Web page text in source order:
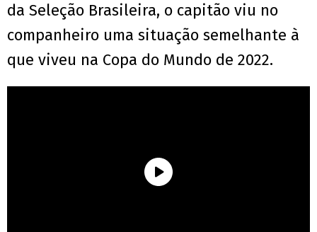
da Seleção Brasileira, o capitão viu no
companheiro uma situação semelhante à
que viveu na Copa do Mundo de 2022.